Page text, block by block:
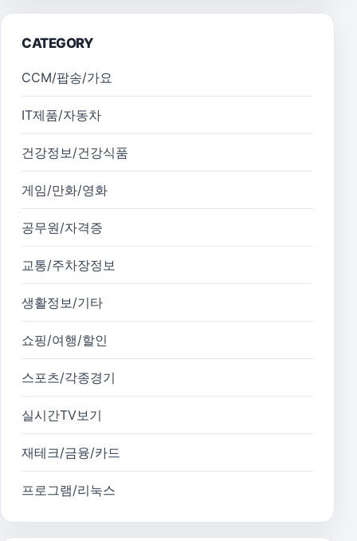
CATEGORY
CCM/팝송/가요
IT제품/자동차
건강정보/건강식품
게임/만화/영화
공무원/자격증
교통/주차장정보
생활정보/기타
쇼핑/여행/할인
스포츠/각종경기
실시간TV보기
재테크/금융/카드
프로그램/리눅스